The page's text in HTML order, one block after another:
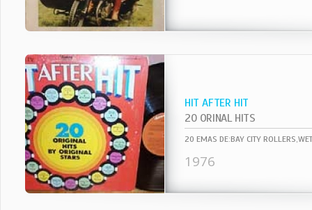
HIT AFTER HIT
20 ORINAL HITS
20 EMAS DE:BAY CITY
1976